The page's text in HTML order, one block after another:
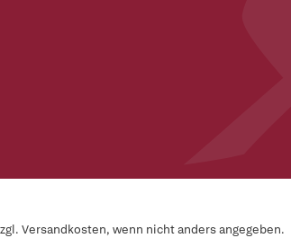
Versandkosten, wenn nicht anders angegeben.